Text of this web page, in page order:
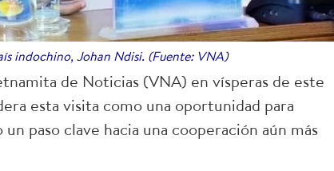
indochino, Johan Ndisi. (Fuente: VNA)
de Noticias (VNA) en vísperas de este
esta visita como una oportunidad para
paso clave hacia una cooperación aún más